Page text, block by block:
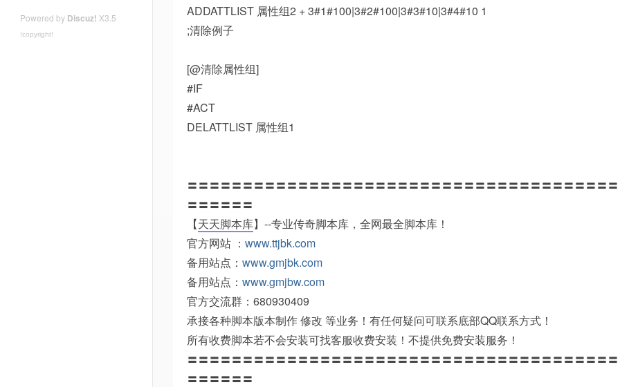
Powered by Discuz! X3.5
!copyright!
ADDATTLIST 属性组2 + 3#1#100|3#2#100|3#3#10|3#4#10 1
;清除例子
[@清除属性组]
#IF
#ACT
DELATTLIST 属性组1
〓〓〓〓〓〓〓〓〓〓〓〓〓〓〓〓〓〓〓〓〓〓〓〓〓〓〓〓〓〓〓〓〓〓〓〓〓〓
〓〓〓〓〓〓
【天天脚本库】--专业传奇脚本库，全网最全脚本库！
官方网站 ： www.ttjbk.com
备用站点： www.gmjbk.com
备用站点： www.gmjbw.com
官方交流群：680930409
承接各种脚本版本制作 修改 等业务！有任何疑问可联系底部QQ联系方式！
所有收费脚本若不会安装可找客服收费安装！不提供免费安装服务！
〓〓〓〓〓〓〓〓〓〓〓〓〓〓〓〓〓〓〓〓〓〓〓〓〓〓〓〓〓〓〓〓〓〓〓〓〓〓
〓〓〓〓〓〓